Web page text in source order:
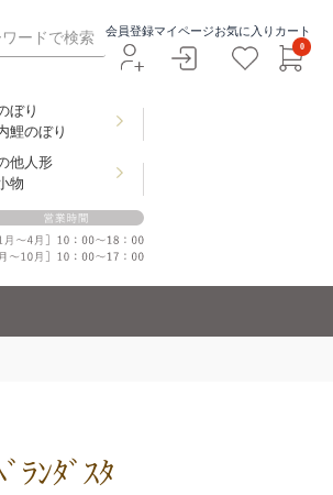
会員登録マイページお気に入り カート
0
ぼり
鯉のぼり
他人形
物
ﾗﾝﾀﾞｽﾀ